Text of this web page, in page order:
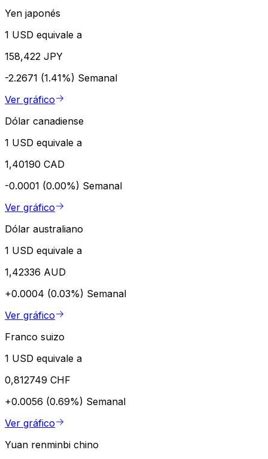
Yen japonés
1 USD equivale a
158,422 JPY
-2.2671 (1.41%) Semanal
Ver gráfico
Dólar canadiense
1 USD equivale a
1,40190 CAD
-0.0001 (0.00%) Semanal
Ver gráfico
Dólar australiano
1 USD equivale a
1,42336 AUD
+0.0004 (0.03%) Semanal
Ver gráfico
Franco suizo
1 USD equivale a
0,812749 CHF
+0.0056 (0.69%) Semanal
Ver gráfico
Yuan renminbi chino